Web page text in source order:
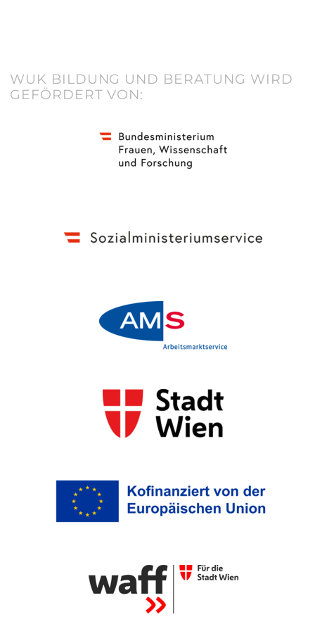
WUK BILDUNG UND BERATUNG WIRD
GEFÖRDERT VON: